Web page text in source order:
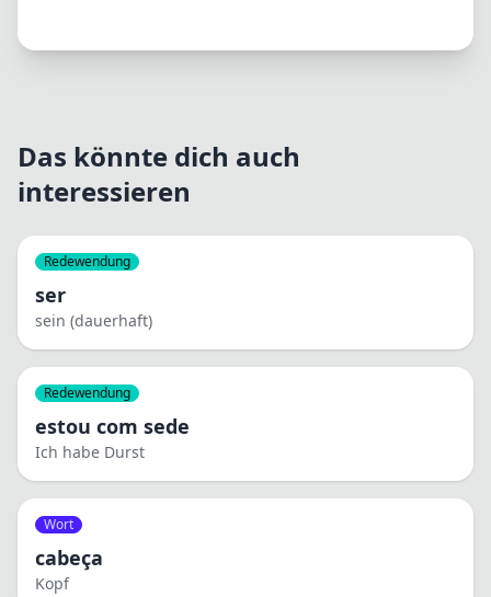
Das könnte dich auch
interessieren
Redewendung
ser
sein (dauerhaft)
Redewendung
estou com sede
Ich habe Durst
Wort
cabeça
Kopf